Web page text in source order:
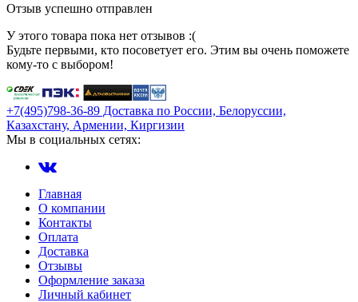
Отзыв успешно отправлен
У этого товара пока нет отзывов :(
Будьте первыми, кто посоветует его. Этим вы очень поможете
кому-то с выбором!
+7(495)798-36-89 Доставка по России, Белоруссии,
Казахстану, Армении, Киргизии
Мы в социальных сетях:
Главная
О компании
Контакты
Оплата
Доставка
Отзывы
Оформление заказа
Личный кабинет